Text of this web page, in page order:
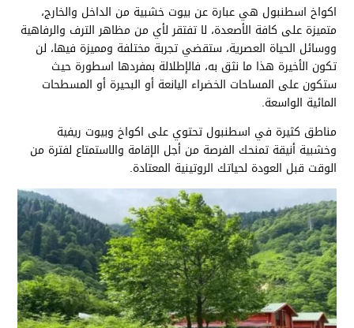
اكواخ اسطنبول هي عبارة عن بيوت خشبية من الداخل والخارج،
متميزة على كافة الأصعدة، لا تفتقر لأي من مظاهر الترف والرفاهية
ووسائل الحياة العصرية، ستقضي تجربة مختلفة ومميزة فيها، لن
تكون الأخيرة هذا ما نثق به، فالإطلالة بمفردها اسطورة حيث
ستكون على المساحات الخضراء اليانعة أو البحيرة أو المسطحات
المائية الواسعة.
مناطق كثيرة في اسطنبول تحتوي على اكواخ وبيوت ريفية
وخشبية أنيقة تمنحك الفرصة من أجل الإقامة والاستمتاع لفترة من
الوقت قبل العودة لحياتك الروتينية المعتادة.